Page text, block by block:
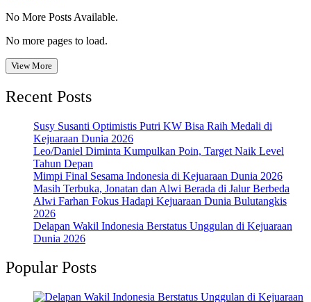
No More Posts Available.
No more pages to load.
View More
Recent Posts
Susy Susanti Optimistis Putri KW Bisa Raih Medali di
Kejuaraan Dunia 2026
Leo/Daniel Diminta Kumpulkan Poin, Target Naik Level
Tahun Depan
Mimpi Final Sesama Indonesia di Kejuaraan Dunia 2026
Masih Terbuka, Jonatan dan Alwi Berada di Jalur Berbeda
Alwi Farhan Fokus Hadapi Kejuaraan Dunia Bulutangkis
2026
Delapan Wakil Indonesia Berstatus Unggulan di Kejuaraan
Dunia 2026
Popular Posts